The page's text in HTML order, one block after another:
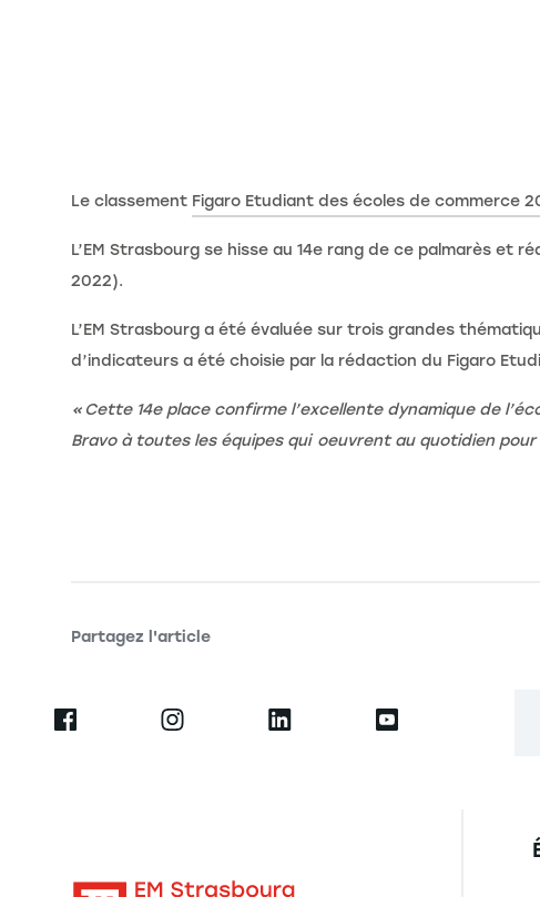
Le classement Figaro Etudiant des écoles de commerce
L’EM Strasbourg se hisse au 14e rang de ce palmarès et
2022).
L’EM Strasbourg a été évaluée sur trois grandes
d’indicateurs a été choisie par la rédaction du Figaro
« Cette 14e place confirme l’excellente dynamique de
Bravo à toutes les équipes qui oeuvrent au quotidien
Partagez l'article